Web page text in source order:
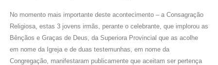
No momento mais importante deste acontecimento – a Consagração
Religiosa, estas 3 jovens irmãs, perante o celebrante, que implorou as
Bênçãos e Graças de Deus, da Superiora Provincial que as acolhe
em nome da Igreja e de duas testemunhas, em nome da
Congregação, manifestaram publicamente que aceitam ser pertença